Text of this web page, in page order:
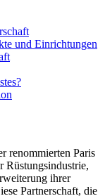
und Einrichtungen
renommierten Paris
Rüstungsindustrie,
ihrer
Partnerschaft, die